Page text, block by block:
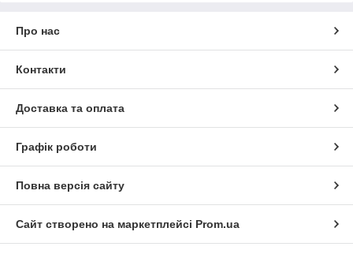
Про нас
Контакти
Доставка та оплата
Графік роботи
Повна версія сайту
Сайт створено на маркетплейсі Prom.ua